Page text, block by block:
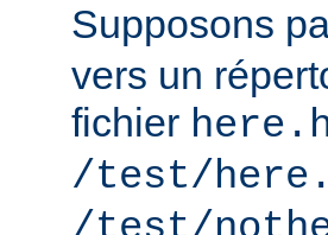
Supposons
vers un
fichier
/test/